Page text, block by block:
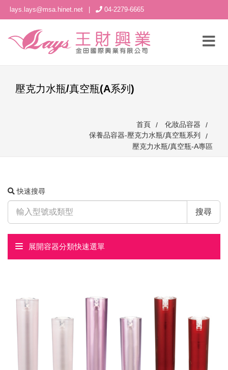
lays.lays@msa.hinet.net 04-2279-6665
壓克力水瓶/真空瓶(A系列)
首頁
化妝品容器
保養品容器-壓克力水瓶/真空瓶系列
壓克力水瓶/真空瓶-A專區
快速搜尋
搜尋
展開容器分類快速選單